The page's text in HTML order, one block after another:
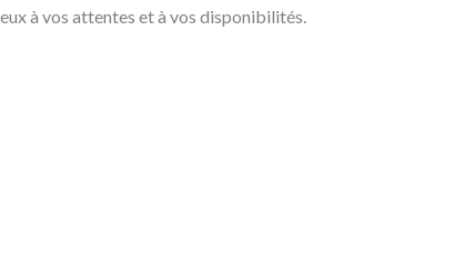
à vos attentes et à vos disponibilités.